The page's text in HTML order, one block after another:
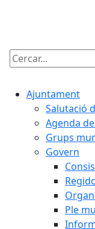
Cercar:
Ajuntament
Salutació
Agenda
Grups
Govern
Ple